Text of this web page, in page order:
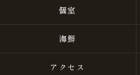
個室
海鮮
アクセス